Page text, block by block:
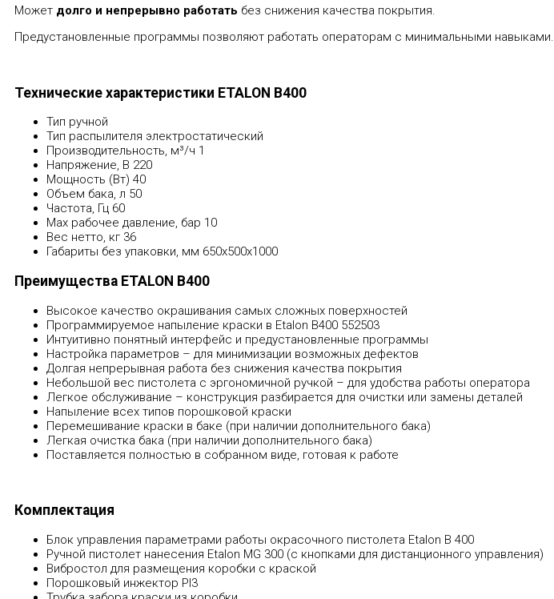
Может долго и непрерывно работать без снижения качества покрытия.
Предустановленные программы позволяют работать операторам с минимальными навыками.
Технические характеристики ETALON В400
Тип ручной
Тип распылителя электростатический
Производительность, м³/ч 1
Напряжение, В 220
Мощность (Вт) 40
Объем бака, л 50
Частота, Гц 60
Max рабочее давление, бар 10
Вес нетто, кг 36
Габариты без упаковки, мм 650х500х1000
Преимущества ETALON В400
Высокое качество окрашивания самых сложных поверхностей
Программируемое напыление краски в Etalon В400 552503
Интуитивно понятный интерфейс и предустановленные программы
Настройка параметров – для минимизации возможных дефектов
Долгая непрерывная работа без снижения качества покрытия
Небольшой вес пистолета с эргономичной ручкой – для удобства работы оператора
Легкое обслуживание – конструкция разбирается для очистки или замены деталей
Напыление всех типов порошковой краски
Перемешивание краски в баке (при наличии дополнительного бака)
Легкая очистка бака (при наличии дополнительного бака)
Поставляется полностью в собранном виде, готовая к работе
Комплектация
Блок управления параметрами работы окрасочного пистолета Etalon В 400
Ручной пистолет нанесения Etalon МG 300 (с кнопками для дистанционного управления)
Вибростол для размещения коробки с краской
Порошковый инжектор PI3